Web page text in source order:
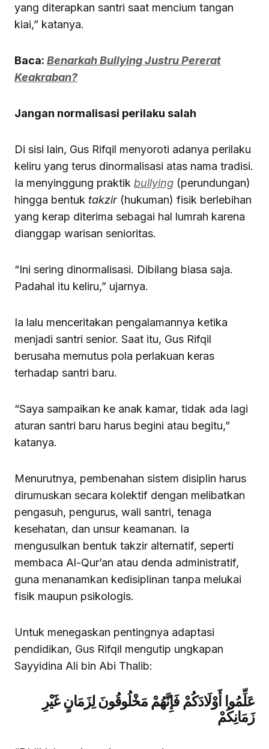
yang diterapkan santri saat mencium tangan
kiai,” katanya.
Baca: Benarkah Bullying Justru Pererat
Keakraban?
Jangan normalisasi perilaku salah
Di sisi lain, Gus Rifqil menyoroti adanya perilaku
keliru yang terus dinormalisasi atas nama tradisi.
Ia menyinggung praktik bullying (perundungan)
hingga bentuk takzir(hukuman) fisik berlebihan
yang kerap diterima sebagai hal lumrah karena
dianggap warisan senioritas.
“Ini sering dinormalisasi. Dibilang biasa saja.
Padahal itu keliru,” ujarnya.
Ia lalu menceritakan pengalamannya ketika
menjadi santri senior. Saat itu, Gus Rifqil
berusaha memutus pola perlakuan keras
terhadap santri baru.
“Saya sampaikan ke anak kamar, tidak ada lagi
aturan santri baru harus begini atau begitu,”
katanya.
Menurutnya, pembenahan sistem disiplin harus
dirumuskan secara kolektif dengan melibatkan
pengasuh, pengurus, wali santri, tenaga
kesehatan, dan unsur keamanan. Ia
mengusulkan bentuk takzir alternatif, seperti
membaca Al-Qur’an atau denda administratif,
guna menanamkan kedisiplinan tanpa melukai
fisik maupun psikologis.
Untuk menegaskan pentingnya adaptasi
pendidikan, Gus Rifqil mengutip ungkapan
Sayyidina Ali bin Abi Thalib:
عَلِّمُوا أَوْلَادَكُمْ فَإِنَّهُمْ مَخْلُوقُونَ لِزَمَانٍ غَيْرِ
زَمَانِكُمْ